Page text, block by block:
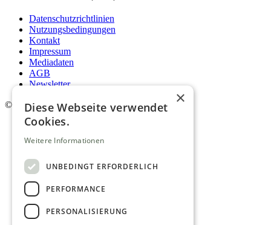
Datenschutzrichtlinien
Nutzungsbedingungen
Kontakt
Impressum
Mediadaten
AGB
Newsletter
© 2026. Alle Rechte vorbehalten. ×
Diese Webseite verwendet
Cookies.
Weitere Informationen
UNBEDINGT ERFORDERLICH
PERFORMANCE
PERSONALISIERUNG